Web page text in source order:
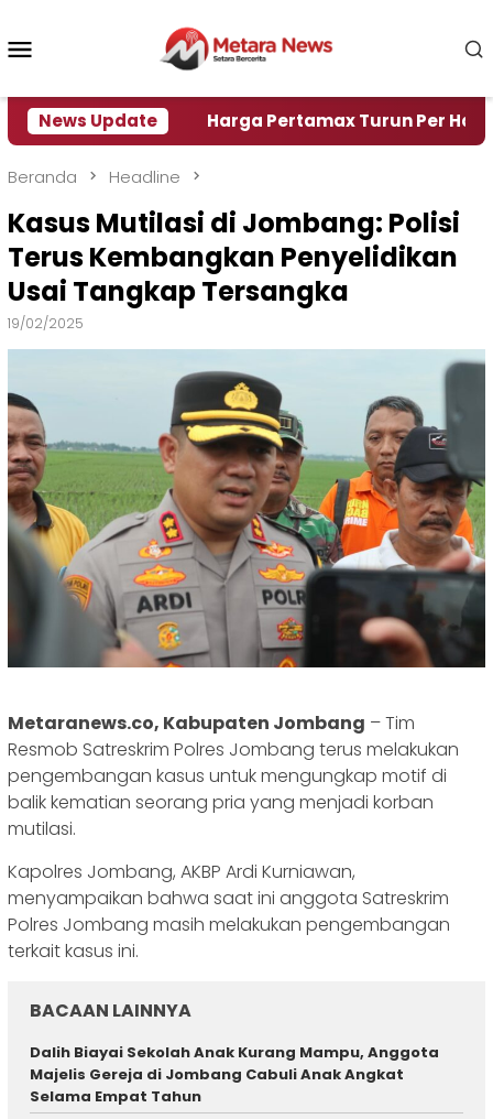
konten
News Update
Air Harga Pertamax Turun Per Hari Ini,
Beranda Headline
Kasus Mutilasi di Jombang: Polisi
Terus Kembangkan Penyelidikan
Usai Tangkap Tersangka
19/02/2025
Metaranews.co, Kabupaten Jombang – Tim
Resmob Satreskrim Polres Jombang terus melakukan
pengembangan kasus untuk mengungkap motif di
balik kematian seorang pria yang menjadi korban
mutilasi.
Kapolres Jombang, AKBP Ardi Kurniawan,
menyampaikan bahwa saat ini anggota Satreskrim
Polres Jombang masih melakukan pengembangan
terkait kasus ini.
BACAAN LAINNYA
Dalih Biayai Sekolah Anak Kurang Mampu, Anggota
Majelis Gereja di Jombang Cabuli Anak Angkat
Selama Empat Tahun